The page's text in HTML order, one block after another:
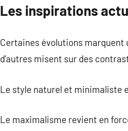
Les inspirations
Certaines évolutions marquent
d’autres misent sur des
Le style naturel et minimaliste
Le maximalisme revient en